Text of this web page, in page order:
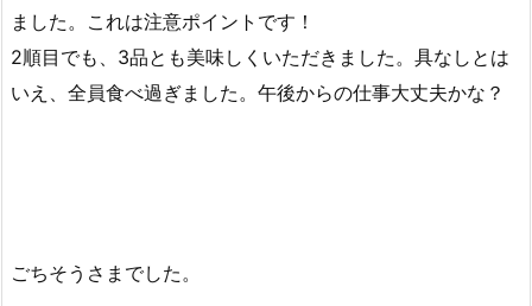
ました。これは注意ポイントです！
2順目でも、3品とも美味しくいただきました。具なしとは
いえ、全員食べ過ぎました。午後からの仕事大丈夫かな？
ごちそうさまでした。